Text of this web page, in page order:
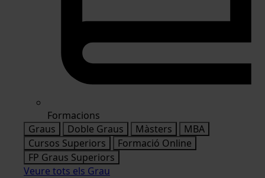
Formacions
Graus
Doble Graus Màsters
MBA
Cursos Superiors
Formació Online
FP Graus Superiors
Veure tots els Grau